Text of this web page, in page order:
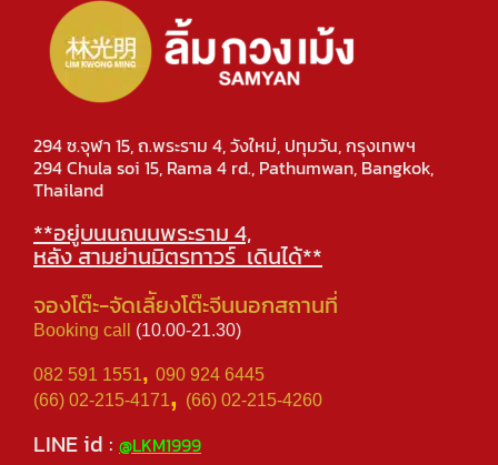
294 ซ.จุฬา 15, ถ.พระราม 4, วังใหม่, ปทุมวัน, กรุงเทพฯ
294 Chula soi 15, Rama 4 rd., Pathumwan, Bangkok,
Thailand
**อยู่บนนถนนพระราม 4,
หลัง สามย่านมิตรทาวร์ เดินได้**
จองโต๊ะ-จัดเลีัยงโต๊ะจีนนอกสถานที่
Booking call (10.00-21.30)
082 591 1551, 090 924 6445
(66) 02-215-4171, (66) 02-215-4260
LINE id : @LKM1999